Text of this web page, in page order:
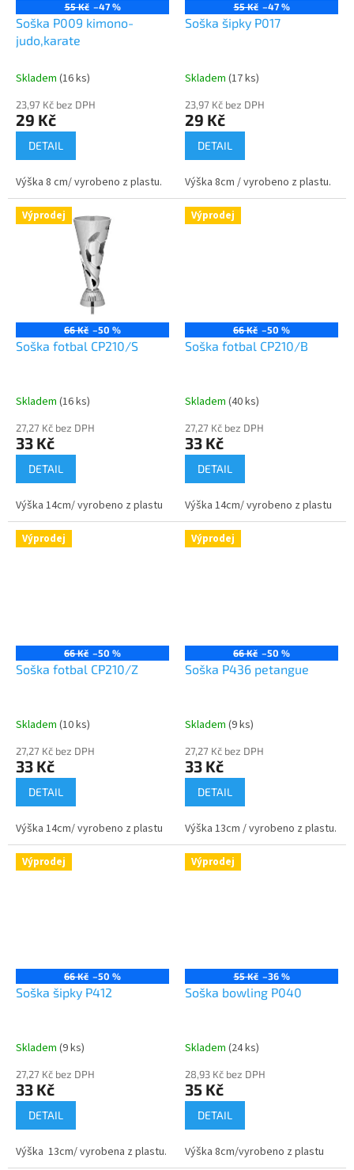
55 Kč –47 %
Soška P009 kimono-
judo,karate
Skladem (16 ks)
23,97 Kč bez DPH
29 Kč
DETAIL
Výška 8 cm/ vyrobeno z plastu.
55 Kč –47 %
Soška šipky P017
Skladem (17 ks)
23,97 Kč bez DPH
29 Kč
DETAIL
Výška 8cm / vyrobeno z plastu.
Výprodej
66 Kč –50 %
Soška fotbal CP210/S
Skladem (16 ks)
27,27 Kč bez DPH
33 Kč
DETAIL
Výška 14cm/ vyrobeno z plastu
Výprodej
66 Kč –50 %
Soška fotbal CP210/B
Skladem (40 ks)
27,27 Kč bez DPH
33 Kč
DETAIL
Výška 14cm/ vyrobeno z plastu
Výprodej
66 Kč –50 %
Soška fotbal CP210/Z
Skladem (10 ks)
27,27 Kč bez DPH
33 Kč
DETAIL
Výška 14cm/ vyrobeno z plastu
Výprodej
66 Kč –50 %
Soška P436 petangue
Skladem (9 ks)
27,27 Kč bez DPH
33 Kč
DETAIL
Výška 13cm / vyrobeno z plastu.
Výprodej
66 Kč –50 %
Soška šipky P412
Skladem (9 ks)
27,27 Kč bez DPH
33 Kč
DETAIL
Výška 13cm/ vyrobena z plastu.
Výprodej
55 Kč –36 %
Soška bowling P040
Skladem (24 ks)
28,93 Kč bez DPH
35 Kč
DETAIL
Výška 8cm/vyrobeno z plastu